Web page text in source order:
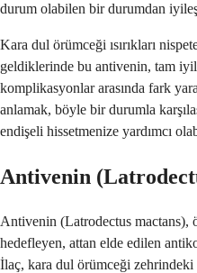
durum olabilen bir durumdan
Kara dul örümceği ısırıkları
geldiklerinde bu antivenin, tam
komplikasyonlar arasında fark
anlamak, böyle bir durumla
endişeli hissetmenize yardımcı
Antivenin
Antivenin (Latrodectus mactans),
hedefleyen, attan elde edilen
İlaç, kara dul örümceği